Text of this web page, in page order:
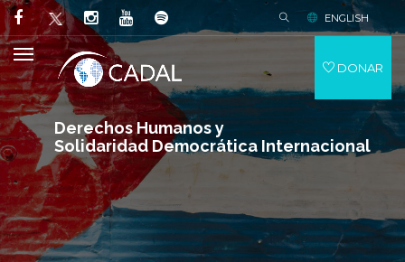
Derechos Humanos y
Solidaridad Democrática Internacional
ENGLISH
DONAR